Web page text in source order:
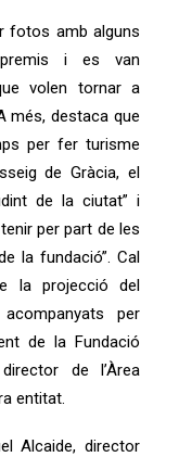
fotos amb alguns
i es van
volen tornar a
més, destaca que
per fer turisme
de Gràcia, el
de la ciutat” i
per part de les
la fundació”. Cal
la projecció del
per
de la Fundació
de l’Àrea
entitat.
Alcaide, director